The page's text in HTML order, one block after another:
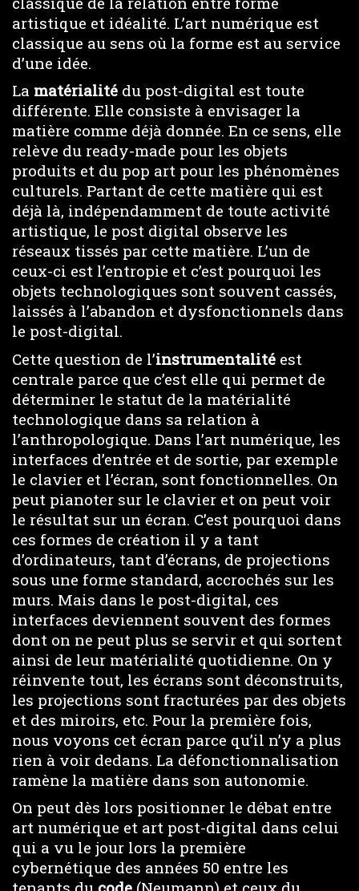
artistique et idéalité. L’art numérique est
classique au sens où la forme est au service
d’une idée.
La matérialité du post-digital est toute
différente. Elle consiste à envisager la
matière comme déjà donnée. En ce sens, elle
relève du ready-made pour les objets
produits et du pop art pour les phénomènes
culturels. Partant de cette matière qui est
déjà là, indépendamment de toute activité
artistique, le post digital observe les
réseaux tissés par cette matière. L’un de
ceux-ci est l’entropie et c’est pourquoi les
objets technologiques sont souvent cassés,
laissés à l’abandon et dysfonctionnels dans
le post-digital.
Cette question de l’instrumentalité est
centrale parce que c’est elle qui permet de
déterminer le statut de la matérialité
technologique dans sa relation à
l’anthropologique. Dans l’art numérique, les
interfaces d’entrée et de sortie, par exemple
le clavier et l’écran, sont fonctionnelles. On
peut pianoter sur le clavier et on peut voir
le résultat sur un écran. C’est pourquoi dans
ces formes de création il y a tant
d’ordinateurs, tant d’écrans, de projections
sous une forme standard, accrochés sur les
murs. Mais dans le post-digital, ces
interfaces deviennent souvent des formes
dont on ne peut plus se servir et qui sortent
ainsi de leur matérialité quotidienne. On y
réinvente tout, les écrans sont déconstruits,
les projections sont fracturées par des objets
et des miroirs, etc. Pour la première fois,
nous voyons cet écran parce qu’il n’y a plus
rien à voir dedans. La défonctionnalisation
ramène la matière dans son autonomie.
On peut dès lors positionner le débat entre
art numérique et art post-digital dans celui
qui a vu le jour lors la première
cybernétique des années 50 entre les